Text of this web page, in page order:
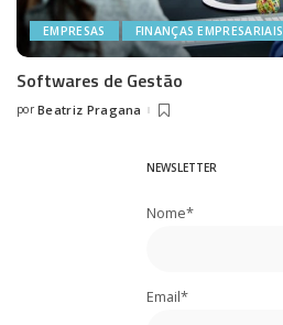
EMPRESAS FINANÇAS EMPRESARIAIS
Softwares de Gestão
Posted
por Beatriz Pragana
NEWSLETTER
Nome*
Email*